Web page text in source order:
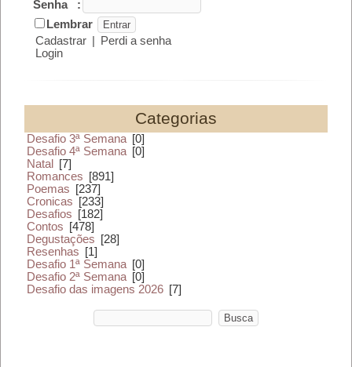
Senha :
Lembrar
Cadastrar
Perdi a senha
Login
Categorias
Desafio 3ª Semana [0]
Desafio 4ª Semana [0]
Natal
[7]
Romances
[891]
Poemas
[237]
Cronicas
[233]
Desafios
[182]
Contos
[478]
Degustações
[28]
Resenhas
[1]
Desafio 1ª Semana [0]
Desafio 2ª Semana [0]
Desafio das imagens 2026 [7]